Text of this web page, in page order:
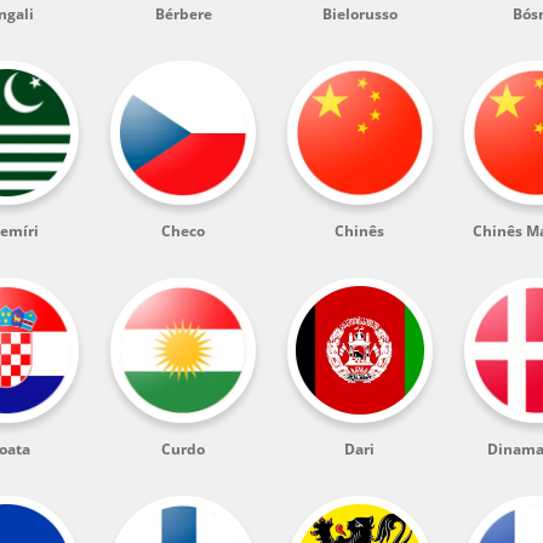
Bérbere Bielorusso
Checo Chinês Chinês
Curdo Dari